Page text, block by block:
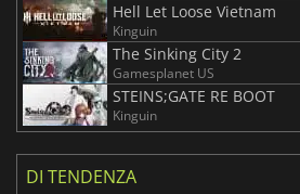
Hell Let Loose Vietnam
Kinguin
The Sinking City 2
Gamesplanet US
STEINS;GATE RE BOOT
Kinguin
DI TENDENZA